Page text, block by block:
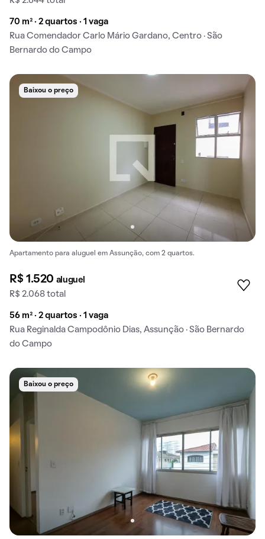
70 m² · 2 quartos · 1 vaga
Rua Comendador Carlo Mário Gardano, Centro · São
Bernardo do Campo
Baixou o preço
Apartamento para aluguel em Assunção, com 2 quartos.
R$ 1.520 aluguel
R$ 2.068 total
56 m² · 2 quartos · 1 vaga
Rua Reginalda Campodônio Dias, Assunção · São Bernardo
do Campo
Baixou o preço